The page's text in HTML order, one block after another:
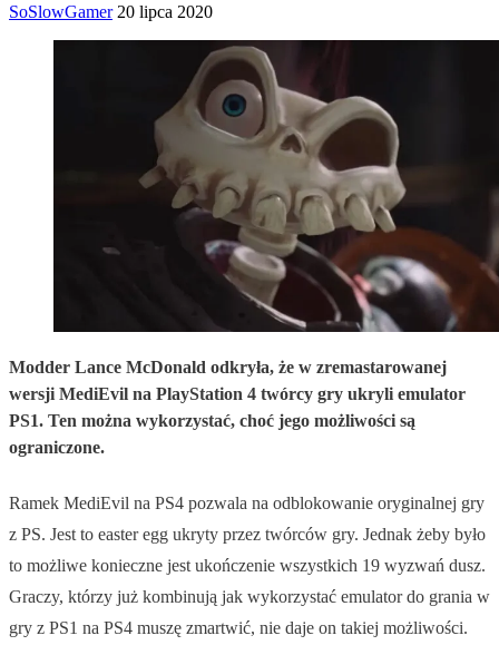
SoSlowGamer 20 lipca 2020
Modder Lance McDonald odkryła, że w zremastarowanej
wersji MediEvil na PlayStation 4 twórcy gry ukryli emulator
PS1. Ten można wykorzystać, choć jego możliwości są
ograniczone.
Ramek MediEvil na PS4 pozwala na odblokowanie oryginalnej gry
z PS. Jest to easter egg ukryty przez twórców gry. Jednak żeby było
to możliwe konieczne jest ukończenie wszystkich 19 wyzwań dusz.
Graczy, którzy już kombinują jak wykorzystać emulator do grania w
gry z PS1 na PS4 muszę zmartwić, nie daje on takiej możliwości.